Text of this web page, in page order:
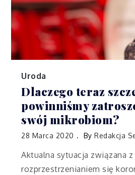
Uroda
Dlaczego teraz
powinniśmy
swój mikrobiom?
28 Marca 2020 ByRedakcja
Aktualna sytuacja związana z
rozprzestrzenianiem się